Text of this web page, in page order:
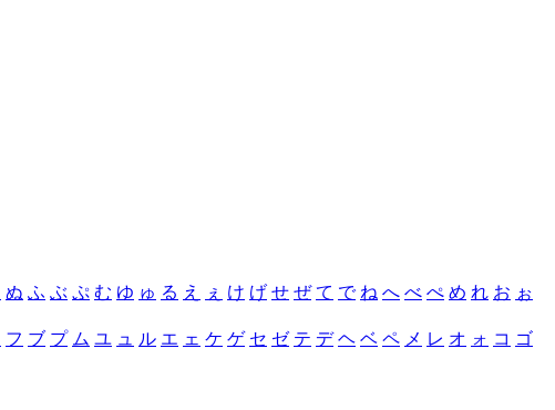
ぬ ふ ぶ ぷ む ゆ ゅ る え ぇ け げ せ ぜ て で ね へ べ ぺ め れ お ぉ
フ ブ プ ム ユ ュ ル エ ェ ケ ゲ セ ゼ テ デ ヘ ベ ペ メ レ オ ォ コ ゴ